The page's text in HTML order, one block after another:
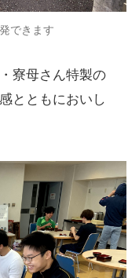
できます
寮母さん特製の
とともにおいし